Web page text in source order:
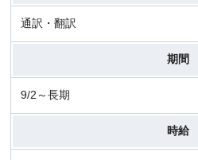
通訳・翻訳
期間
9/2～長期
時給